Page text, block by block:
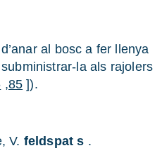
al bosc a fer llenya
la als rajolers
,85 ]).
V. feldspat s .